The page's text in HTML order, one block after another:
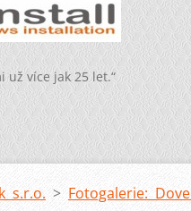
už více jak 25 let.“
s.r.o. > Fotogalerie: